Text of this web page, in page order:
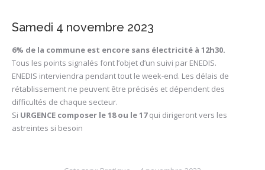
Samedi 4 novembre 2023
6% de la commune est encore sans électricité à 12h30.
Tous les points signalés font l’objet d’un suivi par ENEDIS.
ENEDIS interviendra pendant tout le week-end. Les délais de
rétablissement ne peuvent être précisés et dépendent des
difficultés de chaque secteur.
Si URGENCE composer le 18 ou le 17qui dirigeront vers les
astreintes si besoin